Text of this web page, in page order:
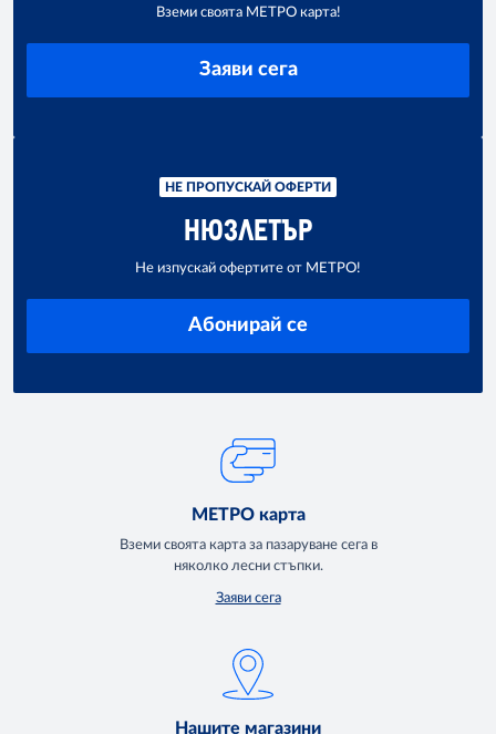
Вземи своята МЕТРО карта!
Заяви сега
НЕ ПРОПУСКАЙ ОФЕРТИ
НЮЗЛЕТЪР
Не изпускай офертите от МЕТРО!
Абонирай се
МЕТРО карта
Вземи своята карта за пазаруване сега в
няколко лесни стъпки.
Заяви сега
Нашите магазини